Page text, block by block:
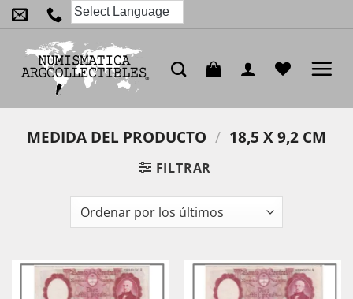
Saltar
al
contenido
MEDIDA DEL PRODUCTO / 18,5 X 9,2 CM
FILTRAR